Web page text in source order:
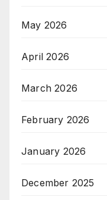
May 2026
April 2026
March 2026
February 2026
January 2026
December 2025